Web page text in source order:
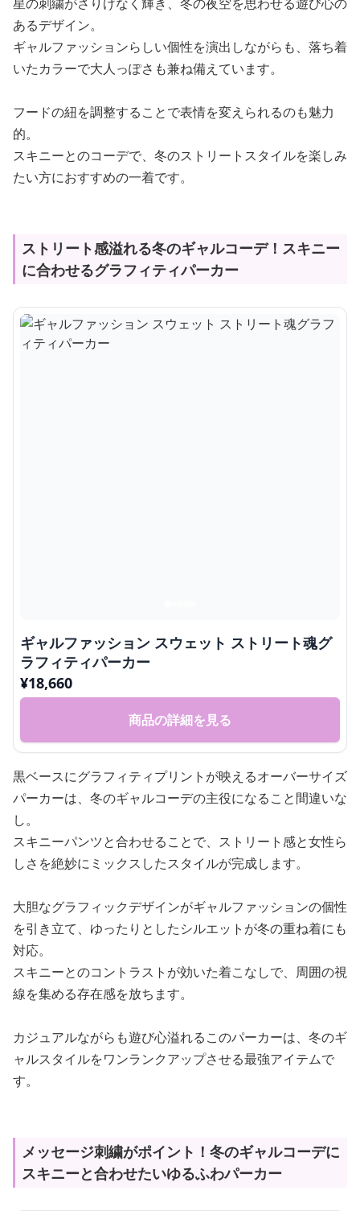
あるデザイン。
ギャルファッションらしい個性を演出しながらも、落ち着
いたカラーで大人っぽさも兼ね備えています。
フードの紐を調整することで表情を変えられるのも魅力
的。
スキニーとのコーデで、冬のストリートスタイルを楽しみ
たい方におすすめの一着です。
ストリート感溢れる冬のギャルコーデ！スキニー
に合わせるグラフィティパーカー
ギャルファッション スウェット ストリート魂グ
ラフィティパーカー
¥18,660
商品の詳細を見る
黒ベースにグラフィティプリントが映えるオーバーサイズ
パーカーは、冬のギャルコーデの主役になること間違いな
し。
スキニーパンツと合わせることで、ストリート感と女性ら
しさを絶妙にミックスしたスタイルが完成します。
大胆なグラフィックデザインがギャルファッションの個性
を引き立て、ゆったりとしたシルエットが冬の重ね着にも
対応。
スキニーとのコントラストが効いた着こなしで、周囲の視
線を集める存在感を放ちます。
カジュアルながらも遊び心溢れるこのパーカーは、冬のギ
ャルスタイルをワンランクアップさせる最強アイテムで
す。
メッセージ刺繍がポイント！冬のギャルコーデに
スキニーと合わせたいゆるふわパーカー